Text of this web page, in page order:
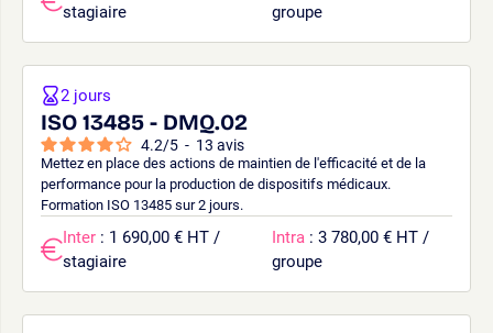
stagiaire
groupe
ISO 13485 - DMQ.02
4.2/5 - 13 avis
Mettez en place des actions de maintien de l'efficacité et de la
performance pour la production de dispositifs médicaux.
Formation ISO 13485 sur 2 jours.
2 jours
Inter : 1 690,00 € HT /
stagiaire
Intra : 3 780,00 € HT /
groupe